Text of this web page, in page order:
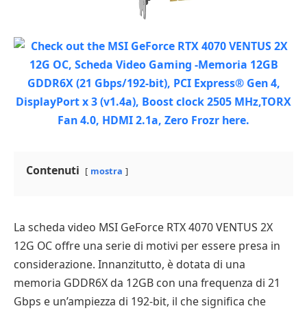
Contenuti mostra
La scheda video MSI GeForce RTX 4070 VENTUS 2X
12G OC offre una serie di motivi per essere presa in
considerazione. Innanzitutto, è dotata di una
memoria GDDR6X da 12GB con una frequenza di 21
Gbps e un’ampiezza di 192-bit, il che significa che